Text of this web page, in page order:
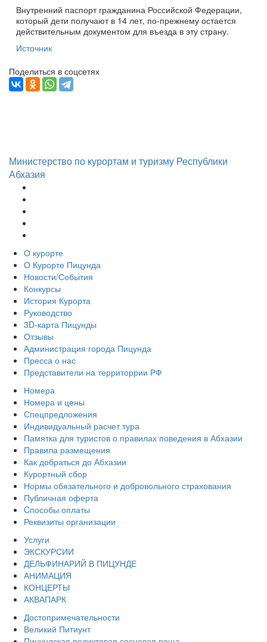
Внутренний паспорт гражданина Российской Федерации,
который дети получают в 14 лет, по-прежнему остается
действительным документом для въезда в эту страну.
Источник
Поделиться в соцсетях
Министерство по курортам и туризму Республики
Абхазия
О курорте
О Курорте Пицунда
Новости/События
Конкурсы
История Курорта
Руководство
3D-карта Пицунды
Отзывы
Администрация города Пицунда
Пресса о нас
Представители на территоррии РФ
Номера
Номера и цены
Спецпредложения
Индивидуальный расчет тура
Памятка для туристов о правилах поведения в Абхазии
Правила размещения
Как добраться до Абхазии
Курортный сбор
Нормы обязательного и добровольного страхования
Публичная оферта
Cпособы оплаты
Реквизиты организации
Услуги
ЭКСКУРСИИ
ДЕЛЬФИНАРИЙ В ПИЦУНДЕ
АНИМАЦИЯ
КОНЦЕРТЫ
АКВАПАРК
Достопримечательности
Великий Питиунт